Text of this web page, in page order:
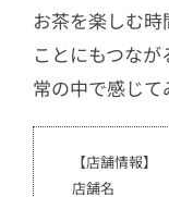
お茶を楽しむ
ことにもつな
常の中で感じて
【店舗情報】
店舗名 ：